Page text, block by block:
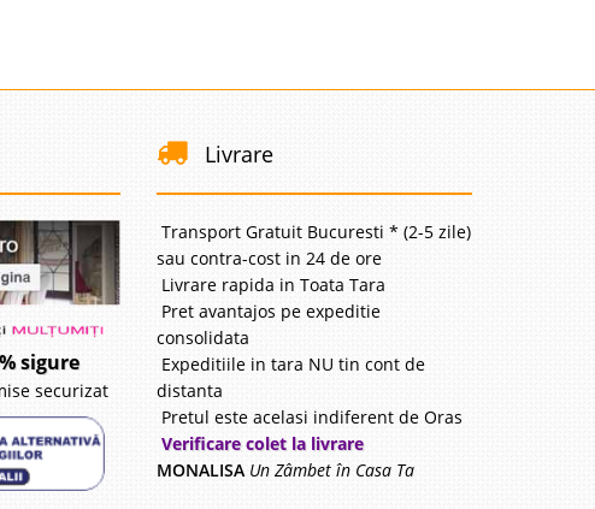
sigure
securizat
Livrare
Transport Gratuit Bucuresti * (2-5 zile)
sau contra-cost in 24 de ore
Livrare rapida in Toata Tara
Pret avantajos pe expeditie
consolidata
Expeditiile in tara NU tin cont de
distanta
Pretul este acelasi indiferent de Oras
Verificare colet la livrare
MONALISA Un Zâmbet în Casa Ta